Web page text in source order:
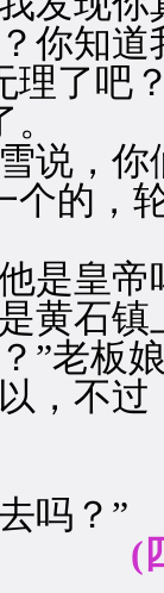
知道
理了吧
，你
个的，
皇帝
石镇
”老板
不过
吗？”
(